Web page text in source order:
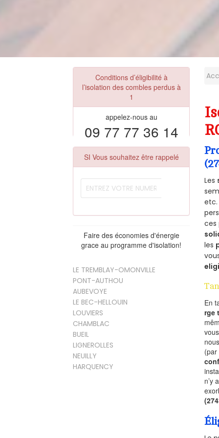
Conditions d’éligibilité à
l’isolation des combles perdus à
1
appelez-nous au
09 77 77 36 14
SI Vous souhaitez être rappelé
Faire des économies d'énergie
grace au programme d'isolation!
LE TREMBLAY-OMONVILLE
PONT-AUTHOU
AUBEVOYE
LE BEC-HELLOUIN
LOUVIERS
CHAMBLAC
BUEIL
LIGNEROLLES
NEUILLY
HARQUENCY
Les
etc.
ces
les
En
rge
n’y